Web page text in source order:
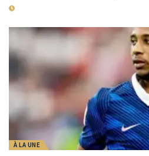
À LA UNE